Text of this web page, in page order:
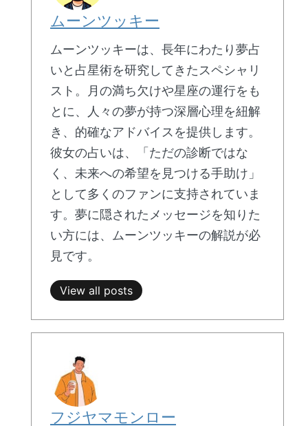
ムーンツッキー
ムーンツッキーは、長年にわたり夢占
いと占星術を研究してきたスペシャリ
スト。月の満ち欠けや星座の運行をも
とに、人々の夢が持つ深層心理を紐解
き、的確なアドバイスを提供します。
彼女の占いは、「ただの診断ではな
く、未来への希望を見つける手助け」
として多くのファンに支持されていま
す。夢に隠されたメッセージを知りた
い方には、ムーンツッキーの解説が必
見です。
View all posts
フジヤマモンロー